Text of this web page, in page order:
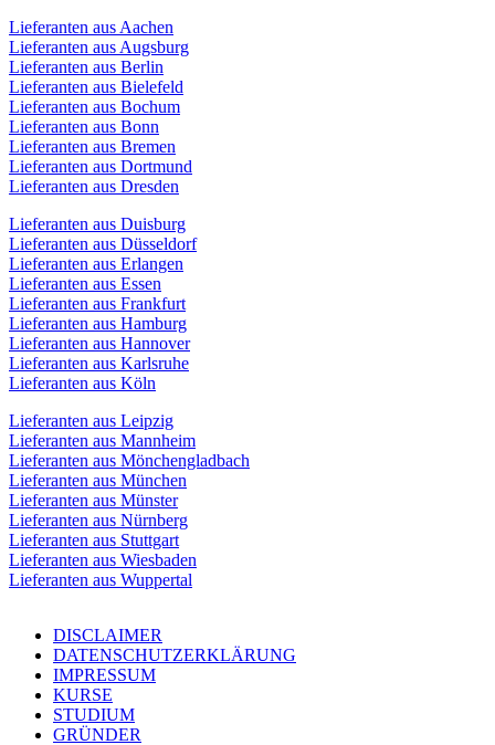
Lieferanten aus Aachen
Lieferanten aus Augsburg
Lieferanten aus Berlin
Lieferanten aus Bielefeld
Lieferanten aus Bochum
Lieferanten aus Bonn
Lieferanten aus Bremen
Lieferanten aus Dortmund
Lieferanten aus Dresden
Lieferanten aus Duisburg
Lieferanten aus Düsseldorf
Lieferanten aus Erlangen
Lieferanten aus Essen
Lieferanten aus Frankfurt
Lieferanten aus Hamburg
Lieferanten aus Hannover
Lieferanten aus Karlsruhe
Lieferanten aus Köln
Lieferanten aus Leipzig
Lieferanten aus Mannheim
Lieferanten aus Mönchengladbach
Lieferanten aus München
Lieferanten aus Münster
Lieferanten aus Nürnberg
Lieferanten aus Stuttgart
Lieferanten aus Wiesbaden
Lieferanten aus Wuppertal
DISCLAIMER
DATENSCHUTZERKLÄRUNG
IMPRESSUM
KURSE
STUDIUM
GRÜNDER